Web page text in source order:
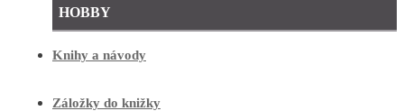
HOBBY
Knihy a návody
Záložky do knižky